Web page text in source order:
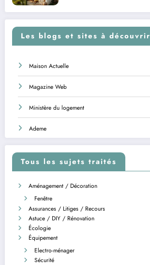
Les blogs et sites à découvrir
Maison Actuelle
Magazine Web
Ministère du logement
Ademe
Tous les sujets traités
Aménagement / Décoration
Fenêtre
Assurances / Litiges / Recours
Astuce / DIY / Rénovation
Écologie
Équipement
Electro-ménager
Sécurité